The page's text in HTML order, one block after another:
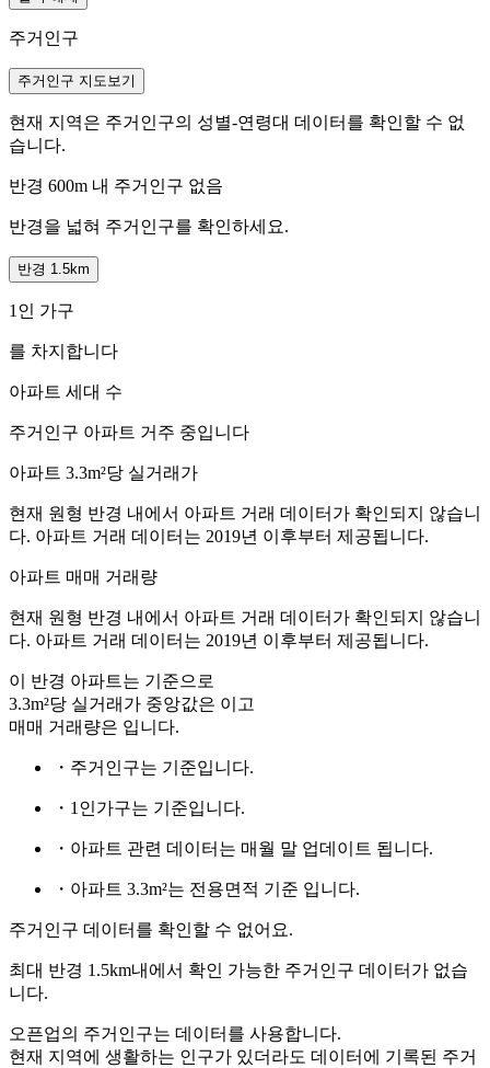
주거인구
주거인구 지도보기
현재 지역은 주거인구의 성별-연령대 데이터를 확인할 수 없
습니다.
반경 600m 내 주거인구 없음
반경을 넓혀 주거인구를 확인하세요.
반경 1.5km
1인 가구
를 차지합니다
아파트 세대 수
주거인구 아파트 거주 중입니다
아파트 3.3m²당 실거래가
현재 원형 반경 내에서 아파트 거래 데이터가 확인되지 않습니
다. 아파트 거래 데이터는 2019년 이후부터 제공됩니다.
아파트 매매 거래량
현재 원형 반경 내에서 아파트 거래 데이터가 확인되지 않습니
다. 아파트 거래 데이터는 2019년 이후부터 제공됩니다.
이 반경 아파트는 기준으로
3.3m²당 실거래가 중앙값은 이고
매매 거래량은 입니다.
・주거인구는 기준입니다.
・1인가구는 기준입니다.
・아파트 관련 데이터는 매월 말 업데이트 됩니다.
・아파트 3.3m²는 전용면적 기준 입니다.
주거인구 데이터를 확인할 수 없어요.
최대 반경 1.5km내에서 확인 가능한 주거인구 데이터가 없습
니다.
오픈업의 주거인구는 데이터를 사용합니다.
현재 지역에 생활하는 인구가 있더라도 데이터에 기록된 주거